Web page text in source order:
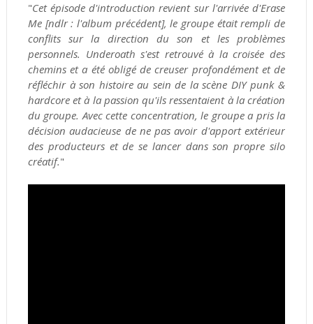
"Cet épisode d'introduction revient sur l'arrivée d'Erase
Me [ndlr : l'album précédent], le groupe était rempli de
conflits sur la direction du son et les problèmes
personnels. Underoath s'est retrouvé à la croisée des
chemins et a été obligé de creuser profondément et de
réfléchir à son histoire au sein de la scène DIY punk &
hardcore et à la passion qu'ils ressentaient à la création
du groupe. Avec cette concentration, le groupe a pris la
décision audacieuse de ne pas avoir d'apport extérieur
des producteurs et de se lancer dans son propre silo
créatif."